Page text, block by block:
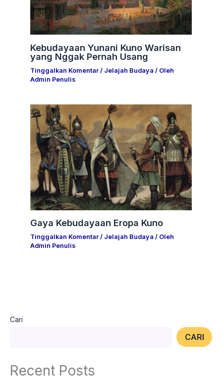
Kebudayaan Yunani Kuno Warisan
yang Nggak Pernah Usang
Tinggalkan Komentar / Jelajah Budaya / Oleh
Admin Penulis
Gaya Kebudayaan Eropa Kuno
Tinggalkan Komentar / Jelajah Budaya / Oleh
Admin Penulis
Cari
CARI
Recent Posts